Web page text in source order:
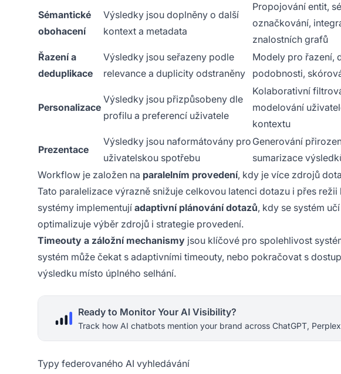
Sémantické
obohacení
Výsledky jsou doplněny o další
kontext a metadata
Propojování entit,
označkování,
znalostních grafů
Řazení a
deduplikace
Výsledky jsou seřazeny podle
relevance a duplicity odstraněny
Modely pro řazení,
podobnosti,
Personalizace
Výsledky jsou přizpůsobeny dle
profilu a preferencí uživatele
Kolaborativní
modelování
kontextu
Prezentace
Výsledky jsou naformátovány pro
uživatelskou spotřebu
Generování
sumarizace
Workflow je založen na paralelním provedení, kdy je více zdrojů
Tato paralelizace výrazně snižuje celkovou latenci dotazu i přes
systémy implementují adaptivní plánování dotazů, kdy se systém
optimalizuje výběr zdrojů i strategie provedení.
Timeouty a záložní mechanismy jsou klíčové pro spolehlivost
systém může čekat s adaptivními timeouty, nebo pokračovat s
výsledku místo úplného selhání.
Ready to Monitor Your AI Visibility?
Track how AI chatbots mention your brand across ChatGPT,
Typy federovaného AI vyhledávání